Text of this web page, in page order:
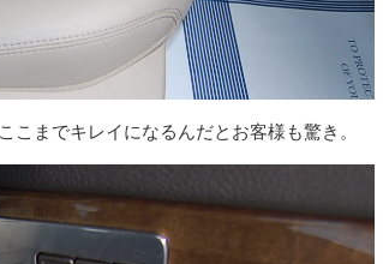
までキレイになるんだとお客様も驚き。